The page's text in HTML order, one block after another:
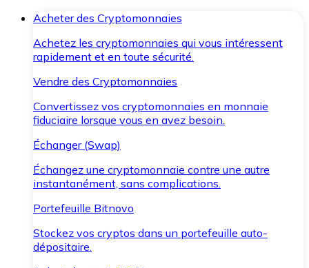
Acheter des Cryptomonnaies
Achetez les cryptomonnaies qui vous intéressent
rapidement et en toute sécurité.
Vendre des Cryptomonnaies
Convertissez vos cryptomonnaies en monnaie
fiduciaire lorsque vous en avez besoin.
Échanger (Swap)
Échangez une cryptomonnaie contre une autre
instantanément, sans complications.
Portefeuille Bitnovo
Stockez vos cryptos dans un portefeuille auto-
dépositaire.